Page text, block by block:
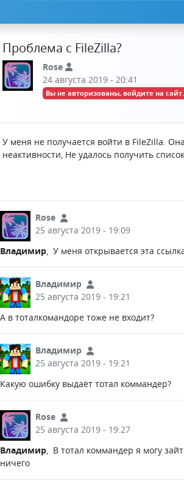
Проблема с FileZilla?
Rose
24 августа 2019 - 20:41
Вы не авторизованы, войдите на сайт.
У меня не получается войти в FileZilla.
неактивности, Не удалось получить
Rose
25 августа 2019 - 19:09
Владимир, У меня открывается эта
Владимир
25 августа 2019 - 19:21
А в тоталкомандоре тоже не входит?
Владимир
25 августа 2019 - 19:21
Какую ошибку выдаёт тотал коммандер?
Rose
25 августа 2019 - 19:27
Владимир, В тотал коммандер я могу
ничего